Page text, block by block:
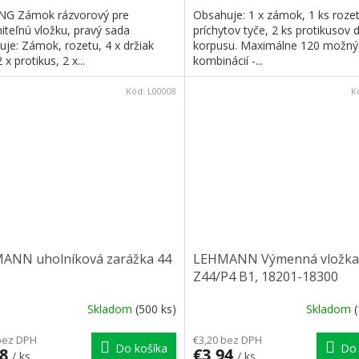
Zámok rázvorový pre
vložku, pravý sada
Zámok, rozetu, 4 x držiak
x protikus, 2 x...
Obsahuje: 1 x zámok, 1 ks
príchytov tyče, 2 ks protikusov
korpusu. Maximálne 120
kombinácií -...
uholníková zarážka 44
Skladom (500 ks)
DPH
/ ks
Do košíka
Kód: L00008
LEHMANN Výmenná vložka
Z44/P4 B1, 18201-18300
Skladom
€3,20 bez DPH
€3,94 / ks
Do